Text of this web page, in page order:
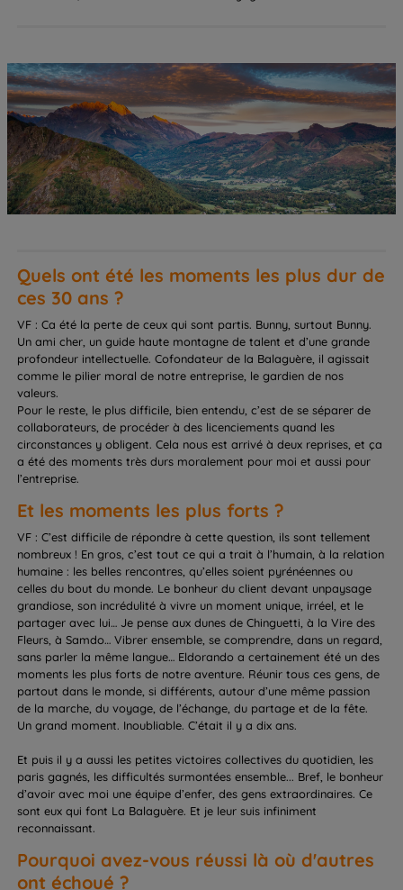
Quels ont été les moments les plus dur de
ces 30 ans ?
VF : Ca été la perte de ceux qui sont partis. Bunny, surtout Bunny.
Un ami cher, un guide haute montagne de talent et d’une grande
profondeur intellectuelle. Cofondateur de la Balaguère, il agissait
comme le pilier moral de notre entreprise, le gardien de nos
valeurs.
Pour le reste, le plus difficile, bien entendu, c’est de se séparer de
collaborateurs, de procéder à des licenciements quand les
circonstances y obligent. Cela nous est arrivé à deux reprises, et ça
a été des moments très durs moralement pour moi et aussi pour
l’entreprise.
Et les moments les plus forts ?
VF : C’est difficile de répondre à cette question, ils sont tellement
nombreux ! En gros, c’est tout ce qui a trait à l’humain, à la relation
humaine : les belles rencontres, qu’elles soient pyrénéennes ou
celles du bout du monde. Le bonheur du client devant unpaysage
grandiose, son incrédulité à vivre un moment unique, irréel, et le
partager avec lui… Je pense aux dunes de Chinguetti, à la Vire des
Fleurs, à Samdo… Vibrer ensemble, se comprendre, dans un regard,
sans parler la même langue… Eldorando a certainement été un des
moments les plus forts de notre aventure. Réunir tous ces gens, de
partout dans le monde, si différents, autour d’une même passion
de la marche, du voyage, de l’échange, du partage et de la fête.
Un grand moment. Inoubliable. C’était il y a dix ans.
Et puis il y a aussi les petites victoires collectives du quotidien, les
paris gagnés, les difficultés surmontées ensemble... Bref, le bonheur
d’avoir avec moi une équipe d’enfer, des gens extraordinaires. Ce
sont eux qui font La Balaguère. Et je leur suis infiniment
reconnaissant.
Pourquoi avez-vous réussi là où d'autres
ont échoué ?